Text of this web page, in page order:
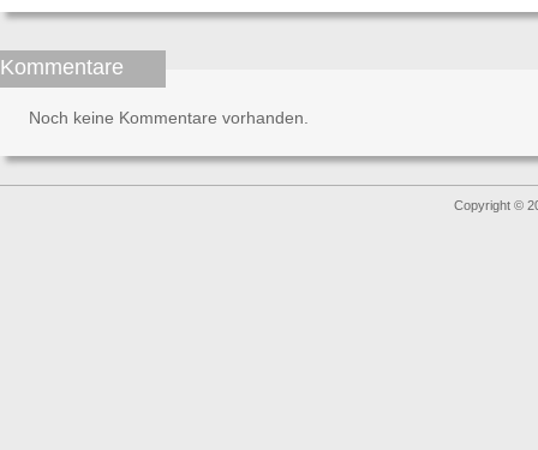
Kommentare
Noch keine Kommentare vorhanden.
Copyright ©